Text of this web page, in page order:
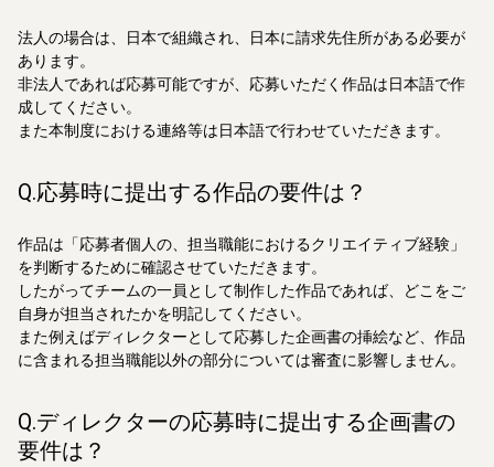
法人の場合は、日本で組織され、日本に請求先住所がある必要が
あります。
非法人であれば応募可能ですが、応募いただく作品は日本語で作
成してください。
また本制度における連絡等は日本語で行わせていただきます。
Q.応募時に提出する作品の要件は？
作品は「応募者個人の、担当職能におけるクリエイティブ経験」
を判断するために確認させていただきます。
したがってチームの一員として制作した作品であれば、どこをご
自身が担当されたかを明記してください。
また例えばディレクターとして応募した企画書の挿絵など、作品
に含まれる担当職能以外の部分については審査に影響しません。
Q.ディレクターの応募時に提出する企画書の
要件は？